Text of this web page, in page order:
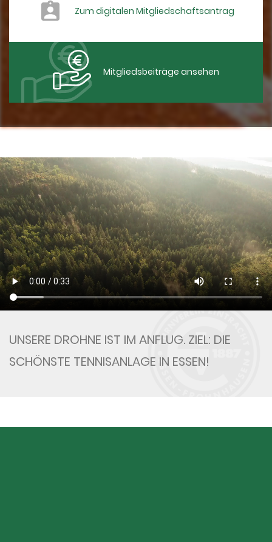
Zum digitalen Mitgliedschaftsantrag
Mitgliedsbeiträge ansehen
UNSERE DROHNE IST IM ANFLUG. ZIEL: DIE
SCHÖNSTE TENNISANLAGE IN ESSEN!